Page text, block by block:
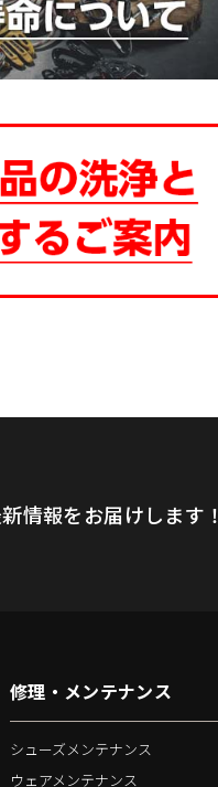
情報をお届けします！
修理・メンテナンス
シューズメンテナンス
ウェアメンテナンス